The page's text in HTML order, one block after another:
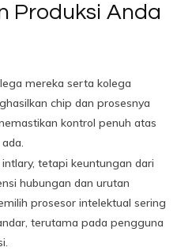
Produksi Anda
mereka serta kolega
chip dan prosesnya
kontrol penuh atas
tetapi keuntungan dari
hubungan dan urutan
prosesor intelektual sering
terutama pada pengguna